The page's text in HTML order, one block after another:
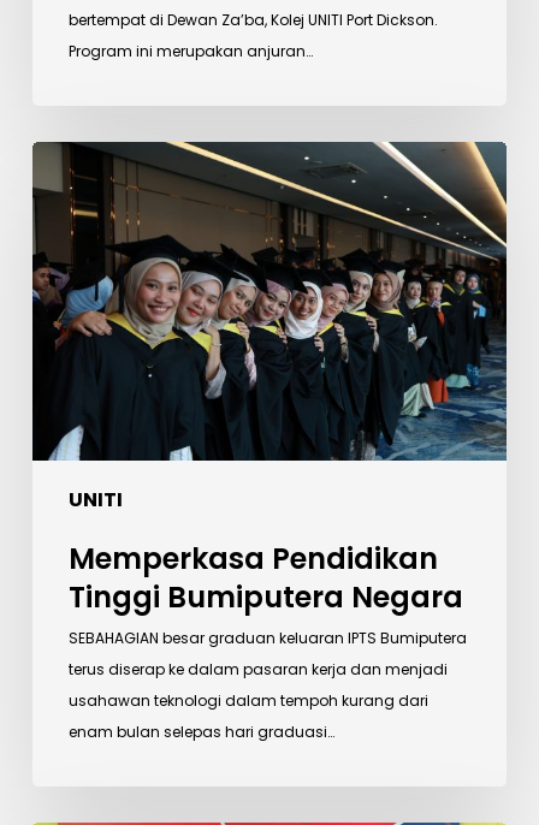
bertempat di Dewan Za’ba, Kolej UNITI Port Dickson.
Program ini merupakan anjuran…
UNITI
Memperkasa
Pendidikan
Tinggi
Bumiputera
Negara
Memperkasa Pendidikan
Tinggi Bumiputera Negara
SEBAHAGIAN besar graduan keluaran IPTS Bumiputera
terus diserap ke dalam pasaran kerja dan menjadi
usahawan teknologi dalam tempoh kurang dari
enam bulan selepas hari graduasi…